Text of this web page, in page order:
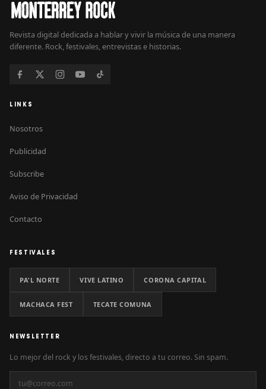
Revista digital dedicada a hablar y vivir la música de una manera
diferente. Rock, festivales, entrevistas e historias.
LINKS
Nosotros
Publicidad
Subscribe
Aviso de Privacidad
Contacto
FESTIVALES
PA'L NORTE VIVE LATINO CORONA CAPITAL
MACHACA FEST TECATE COMUNA
NEWSLETTER
Lo mejor del rock y los festivales, directo a tu correo. Sin spam.